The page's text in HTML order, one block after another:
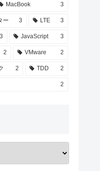
MacBook 3
ー 3 LTE 3
3 JavaScript 3
2 VMware 2
2 TDD 2
2